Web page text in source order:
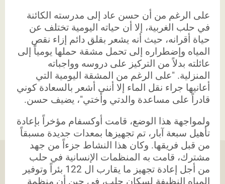
على الرغم من أن حسن عاد إلى مدرسته الكائنة
في حلب الغربية، إلا أن حياته اليومية تختلف عن
حياة أقرانه، حيث أنه يشعر بقلق دائم إزاء نقص
المياه وإضطراره إلى تحمل مشقة حملها يومياً إلى
عائلته بدلاً من التركيز على دروسه وواجباته
المنزلية. "على الرغم من المشقة اليومية التي
أعانيها جراء نقل الماء إلا أنني أشعر بالسعادة كوني
قادراً على مساعدة والدتي وأختي"، يضيف حسن.
ولمواجهة هذا الوضع، قامت أوكسفام مؤخراً بإعادة
تأهيل سبعة آبار، تم تجهيزها بمعدات جديدة مسبقاً
من قبل فريقها. وكان هذا النشاط جزءاً من جهد
مشترك، قامت به المنظمات الإنسانية في حلب
من أجل إعادة تجهيز ما يقارب ال 122 بئراً وتوفير
المياه النظيفة لسكان حلب، في حين أن منظمة